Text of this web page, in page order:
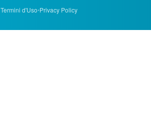
Termini d'Uso•Privacy Policy